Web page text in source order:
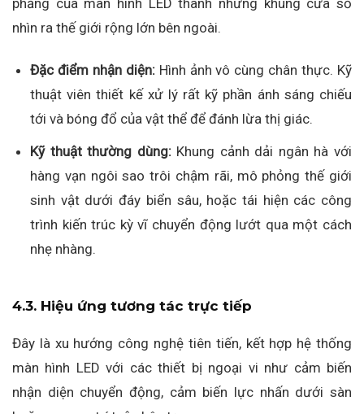
phẳng của màn hình LED thành những khung cửa sổ
nhìn ra thế giới rộng lớn bên ngoài.
Đặc điểm nhận diện:Hình ảnh vô cùng chân thực. Kỹ
thuật viên thiết kế xử lý rất kỹ phần ánh sáng chiếu
tới và bóng đổ của vật thể để đánh lừa thị giác.
Kỹ thuật thường dùng:Khung cảnh dải ngân hà với
hàng vạn ngôi sao trôi chậm rãi, mô phỏng thế giới
sinh vật dưới đáy biển sâu, hoặc tái hiện các công
trình kiến trúc kỳ vĩ chuyển động lướt qua một cách
nhẹ nhàng.
4.3. Hiệu ứng tương tác trực tiếp
Đây là xu hướng công nghệ tiên tiến, kết hợp hệ thống
màn hình LED với các thiết bị ngoại vi như cảm biến
nhận diện chuyển động, cảm biến lực nhấn dưới sàn